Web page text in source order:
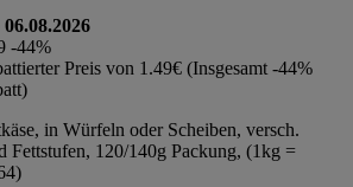
-44%
Preis von 1.49€ (Insgesamt -44%
in Würfeln oder Scheiben, versch.
Fettstufen, 120/140g Packung, (1kg =